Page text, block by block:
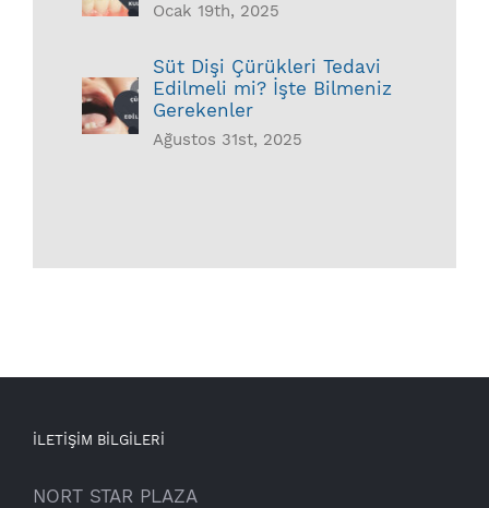
Ocak 19th, 2025
Süt Dişi Çürükleri Tedavi
Edilmeli mi? İşte Bilmeniz
Gerekenler
Ağustos 31st, 2025
İLETİŞİM BİLGİLERİ
NORT STAR PLAZA